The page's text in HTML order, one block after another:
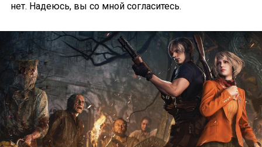
нет. Надеюсь, вы со мной согласитесь.